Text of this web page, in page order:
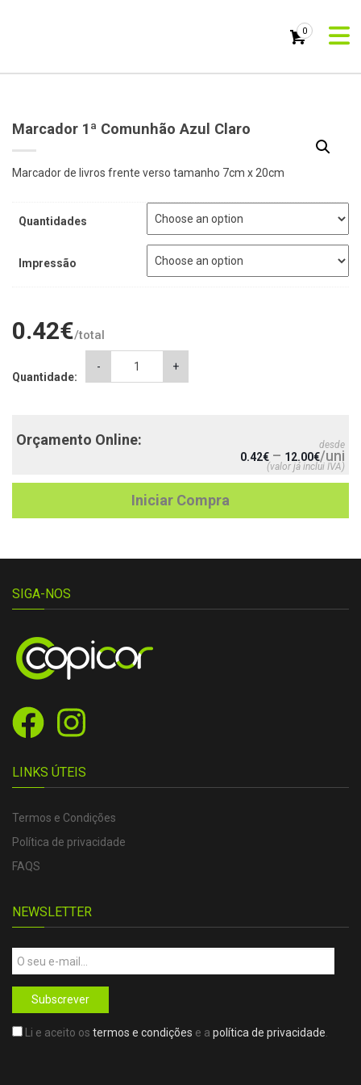
0
Marcador 1ª Comunhão Azul Claro
Marcador de livros frente verso tamanho 7cm x 20cm
Quantidades
Impressão
0.42€/total
Quantidade:
-
Marcador
quantity
+
Orçamento Online: desde
0.42€ – 12.00€/uni
(valor já inclui IVA)
Iniciar Compra
SIGA-NOS
LINKS ÚTEIS
Termos e Condições
Política de privacidade
FAQS
NEWSLETTER
Subscrever
Li e aceito os termos e condições e a política de privacidade